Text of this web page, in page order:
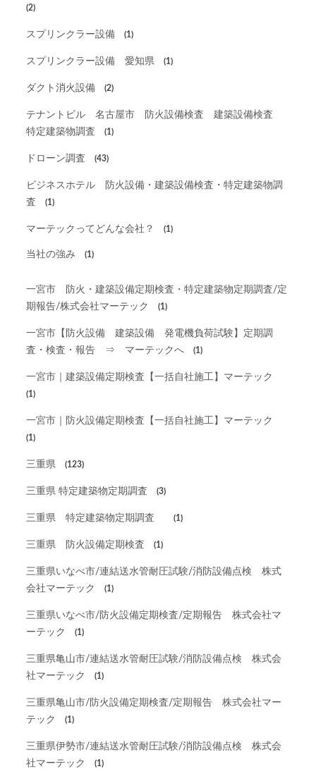
(2)
スプリンクラー設備 (1)
スプリンクラー設備 愛知県 (1)
ダクト消火設備 (2)
テナントビル 名古屋市 防火設備検査 建築設備検査
特定建築物調査
(1)
ドローン調査 (43)
ビジネスホテル 防火設備・建築設備検査・特定建築物調
査
(1)
マーテックってどんな会社？ (1)
当社の強み (1)
一宮市 防火・建築設備定期検査・特定建築物定期調査/定
期報告/株式会社マーテック
(1)
一宮市【防火設備 建築設備 発電機負荷試験】定期調
査・検査・報告 ⇒ マーテックへ
(1)
一宮市｜建築設備定期検査【一括自社施工】マーテック
(1)
一宮市｜防火設備定期検査【一括自社施工】マーテック
(1)
三重県 (123)
三重県 特定建築物定期調査 (3)
三重県 特定建築物定期調査 (1)
三重県 防火設備定期検査 (1)
三重県いなべ市/連結送水管耐圧試験/消防設備点検 株式
会社マーテック
(1)
三重県いなべ市/防火設備定期検査/定期報告 株式会社マ
ーテック
(1)
三重県亀山市/連結送水管耐圧試験/消防設備点検 株式会
社マーテック
(1)
三重県亀山市/防火設備定期検査/定期報告 株式会社マー
テック
(1)
三重県伊勢市/連結送水管耐圧試験/消防設備点検 株式会
社マーテック
(1)